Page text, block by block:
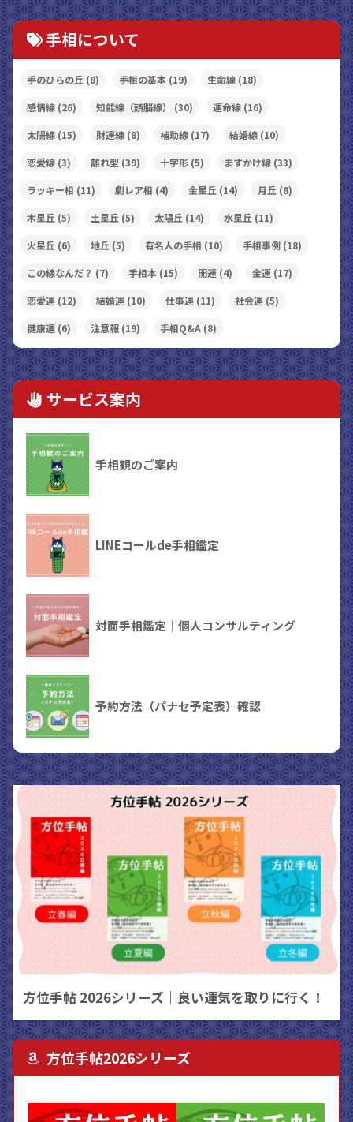
手相について
手のひらの丘 (8) 手相の基本 (19) 生命線 (18)
感情線 (26) 知能線（頭脳線） (30) 運命線 (16)
太陽線 (15) 財運線 (8) 補助線 (17) 結婚線 (10)
恋愛線 (3) 離れ型 (39) 十字形 (5) ますかけ線 (33)
ラッキー相 (11) 劇レア相 (4) 金星丘 (14) 月丘 (8)
木星丘 (5) 土星丘 (5) 太陽丘 (14) 水星丘 (11)
火星丘 (6) 地丘 (5) 有名人の手相 (10) 手相事例 (18)
この線なんだ？ (7) 手相本 (15) 開運 (4) 金運 (17)
恋愛運 (12) 結婚運 (10) 仕事運 (11) 社会運 (5)
健康運 (6) 注意報 (19) 手相Q&A (8)
サービス案内
手相観のご案内
LINEコールde手相鑑定
対面手相鑑定｜個人コンサルティング
予約方法（パナセ予定表）確認
方位手帖 2026シリーズ｜良い運気を取りに行く！
方位手帖2026シリーズ